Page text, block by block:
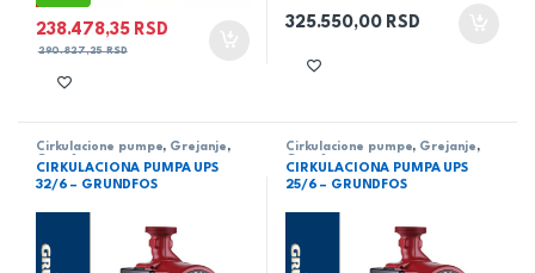
238.478,35 RSD
290.827,25RSD
325.550,00 RSD
Cirkulacione pumpe, Grejanje ,
CIRKULACIONA PUMPA UPS
32/6 – GRUNDFOS
Cirkulacione pumpe, Grejanje ,
CIRKULACIONA PUMPA UPS
25/6 – GRUNDFOS